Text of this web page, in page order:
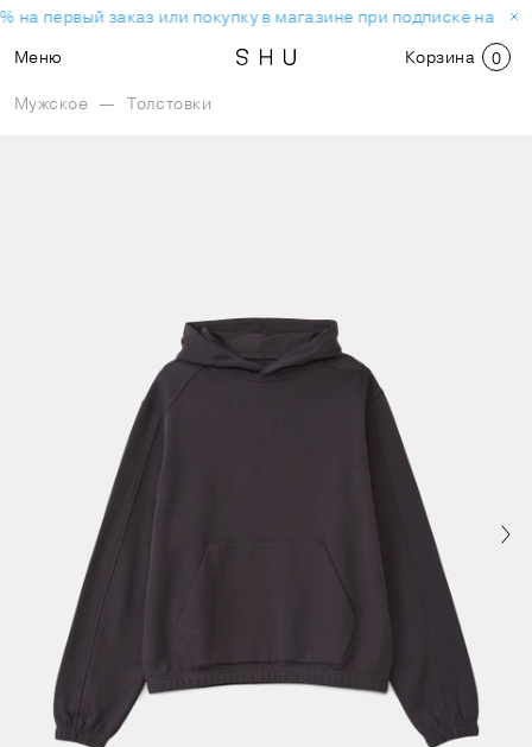
на первый заказ или покупку в магазине при подписке на
Меню
Корзина 0
Мужское — Толстовки